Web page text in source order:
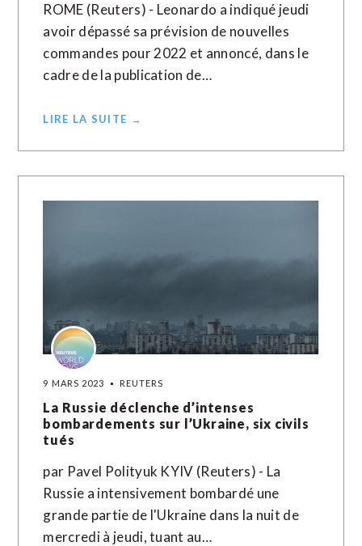
ROME (Reuters) - Leonardo a indiqué jeudi
avoir dépassé sa prévision de nouvelles
commandes pour 2022 et annoncé, dans le
cadre de la publication de…
LIRE LA SUITE →
9 MARS 2023 REUTERS
La Russie déclenche d’intenses
bombardements sur l’Ukraine, six civils
tués
par Pavel Polityuk KYIV (Reuters) - La
Russie a intensivement bombardé une
grande partie de l'Ukraine dans la nuit de
mercredi à jeudi, tuant au…